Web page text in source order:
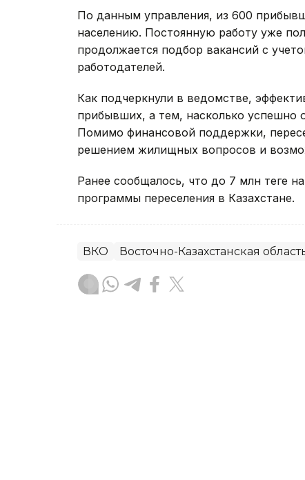
По данным управления, из 600
населению. Постоянную работу уже
продолжается подбор вакансий с
работодателей.
Как подчеркнули в ведомстве,
прибывших, а тем, насколько успешно
Помимо финансовой поддержки,
решением жилищных вопросов и
Ранее сообщалось, что до 7 млн теңге
программы переселения в Казахстане.
ВКО Восточно-Казахстанская